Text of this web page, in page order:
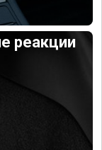
реакции